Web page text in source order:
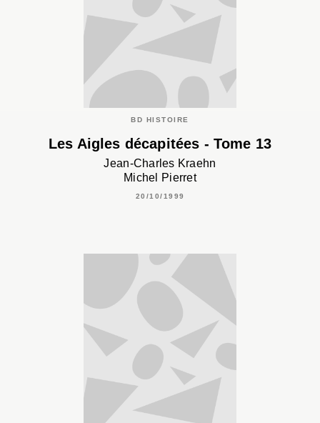
BD HISTOIRE
Les Aigles décapitées - Tome 13
Jean-Charles Kraehn
Michel Pierret
20/10/1999